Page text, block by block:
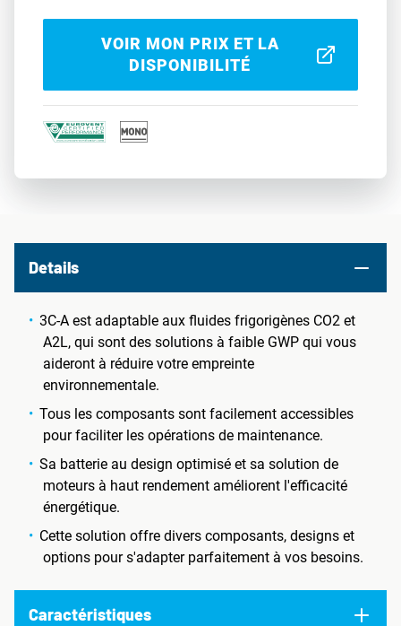
VOIR MON PRIX ET LA
DISPONIBILITÉ
Details
3C-A est adaptable aux fluides frigorigènes CO2 et
A2L, qui sont des solutions à faible GWP qui vous
aideront à réduire votre empreinte
environnementale.
Tous les composants sont facilement accessibles
pour faciliter les opérations de maintenance.
Sa batterie au design optimisé et sa solution de
moteurs à haut rendement améliorent l'efficacité
énergétique.
Cette solution offre divers composants, designs et
options pour s'adapter parfaitement à vos besoins.
Caractéristiques